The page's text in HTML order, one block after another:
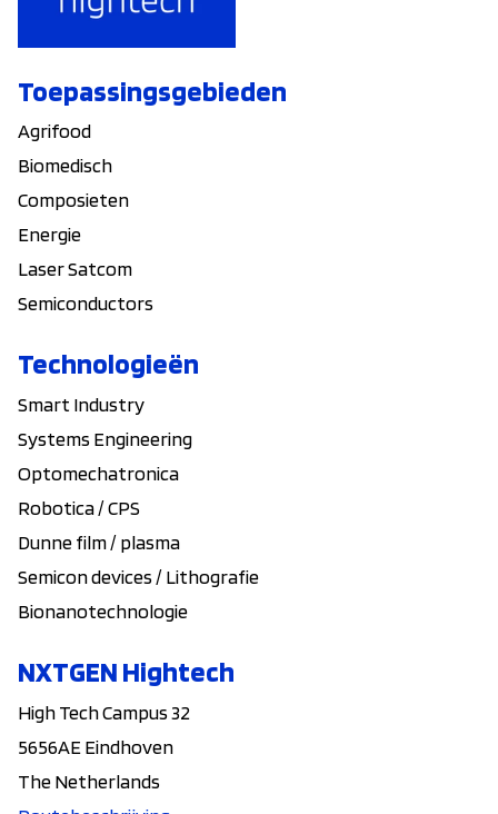
Toepassingsgebieden
Agrifood
Biomedisch
Composieten
Energie
Laser Satcom
Semiconductors
Technologieën
Smart Industry
Systems Engineering
Optomechatronica
Robotica / CPS
Dunne film / plasma
Semicon devices / Lithografie
Bionanotechnologie
NXTGEN Hightech
High Tech Campus 32
5656AE Eindhoven
The Netherlands